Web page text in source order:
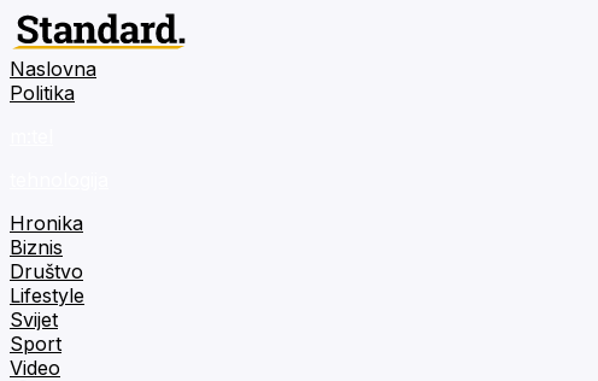
Naslovna
Politika
Hronika
Biznis
Društvo
Lifestyle
Svijet
Sport
Video